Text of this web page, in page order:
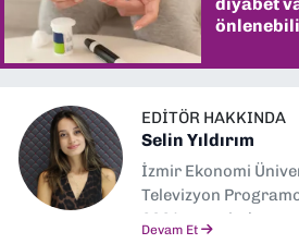
EDITÖR HAKKINDA
Selin Yıldırım
İzmir Ekonomi
Televizyon
2024 senesinde
Devam Et